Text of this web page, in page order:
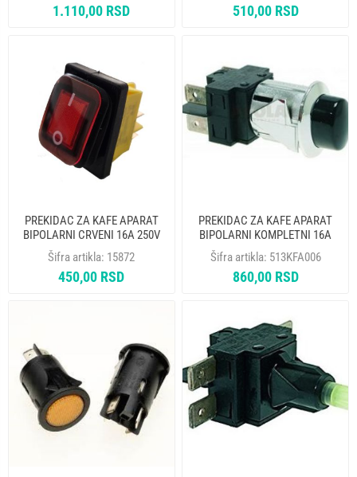
1.110,00 RSD 510,00 RSD
PREKIDAC ZA KAFE APARAT
BIPOLARNI CRVENI 16A 250V
Šifra artikla: 15872
450,00 RSD
PREKIDAC ZA KAFE APARAT
BIPOLARNI KOMPLETNI 16A
250V
Šifra artikla: 513KFA006
860,00 RSD